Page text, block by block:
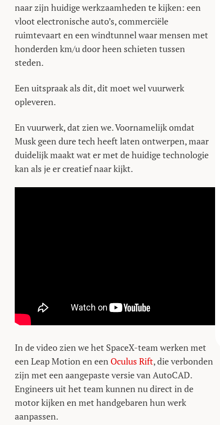
naar zijn huidige werkzaamheden te kijken: een
vloot electronische auto’s, commerciële
ruimtevaart en een windtunnel waar mensen met
honderden km/u door heen schieten tussen
steden.
Een uitspraak als dit, dit moet wel vuurwerk
opleveren.
En vuurwerk, dat zien we. Voornamelijk omdat
Musk geen dure tech heeft laten ontwerpen, maar
duidelijk maakt wat er met de huidige technologie
kan als je er creatief naar kijkt.
In de video zien we het SpaceX-team werken met
een Leap Motion en een Oculus Rift, die verbonden
zijn met een aangepaste versie van AutoCAD.
Engineers uit het team kunnen nu direct in de
motor kijken en met handgebaren hun werk
aanpassen.